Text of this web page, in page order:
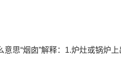
思“烟囱”解释：1.炉灶或锅炉上